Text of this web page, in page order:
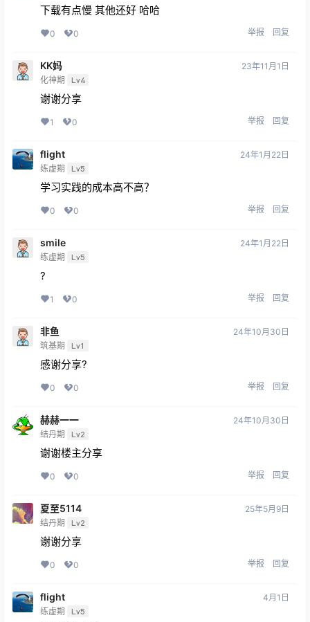
下载有点慢 其他还好 哈哈
0 0 举报 回复
KK妈
化神期 Lv4
23年11月1日
谢谢分享
1 0 举报 回复
flight
练虚期 Lv5
24年1月22日
学习实践的成本高不高？
0 0 举报 回复
smile
练虚期 Lv5
24年1月22日
?
1 0 举报 回复
非鱼
筑基期 Lv1
24年10月30日
感谢分享?
0 0 举报 回复
赫赫一一
结丹期 Lv2
24年10月30日
谢谢楼主分享
0 0 举报 回复
夏至5114
结丹期 Lv2
25年5月9日
谢谢分享
0 0 举报 回复
flight
练虚期 Lv5
4月1日